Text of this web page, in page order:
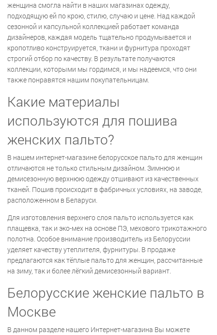
женщина смогла найти в наших магазинах одежду,
подходящую ей по крою, стилю, случаю и цене. Над каждой
сезонной и капсульной коллекцией работает команда
дизайнеров, каждая модель тщательно продумывается и
кропотливо конструируется, ткани и фурнитура проходят
строгий отбор по качеству. В результате получаются
коллекции, которыми мы гордимся, и мы надеемся, что они
также понравятся нашим покупательницам.
Какие материалы
используются для пошива
женских пальто?
В нашем интернет-магазине белорусское пальто для женщин
отличаются не только стильным дизайном. Зимнюю и
демисезонную верхнюю одежду отшивают из качественных
тканей. Пошив происходит в фабричных условиях, на заводе,
расположенном в Беларуси.
Для изготовления верхнего слоя пальто используется как
плащевка, так и эко-мех на основе ПЭ, мехового трикотажного
полотна. Особое внимание производитель из Белоруссии
уделяет качеству утеплителя, фурнитуры. В продаже
предлагаются как тёплые пальто для женщин, рассчитанные
на зиму, так и более лёгкий демисезонный вариант.
Белорусские женские пальто в
Москве
В данном разделе нашего Интернет-магазина Вы можете